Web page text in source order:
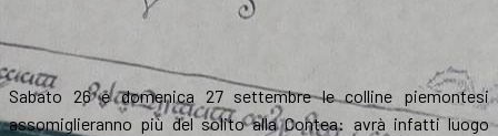
Sabato 26 e domenica 27 settembre le colline piemontesi
assomiglieranno più del solito alla Contea: avrà infatti luogo